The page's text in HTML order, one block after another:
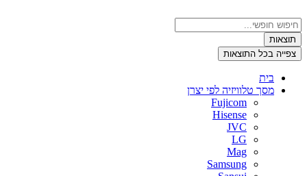
לתוכן
Search
...תוצאות
צפייה בכל התוצאות
בית
מסך טלוויזיה לפי יצרן
Fujicom
Hisense
JVC
LG
Mag
Samsung